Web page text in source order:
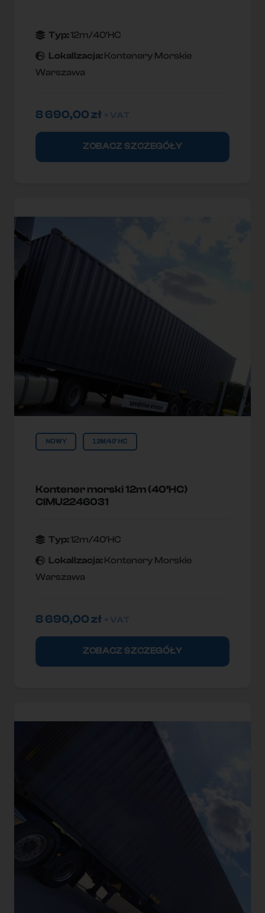
Typ:12m/40'HC
Lokallzacja: Kontenery Morskie
Warszawa
8 690,00zł
ZOBACZ SZCZEGÓŁY
NOWY 12M/40'HC
Kontener morski 12m (40’HC)
CIMU2246031
Typ:12m/40'HC
Lokallzacja: Kontenery Morskie
Warszawa
8 690,00zł
ZOBACZ SZCZEGÓŁY